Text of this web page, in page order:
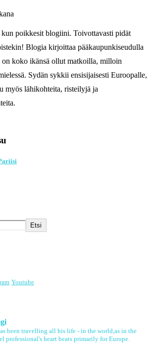
poikkesit blogiini. Toivottavasti pidät
Blogia kirjoittaa pääkaupunkiseudulla
on koko ikänsä ollut matkoilla, milloin
Sydän sykkii ensisijaisesti Euroopalle,
myös lähikohteita, risteilyjä ja
Etsi
Youtube
been travelling all his life - in the world,as in the
professional's heart beats primarily for Europe.